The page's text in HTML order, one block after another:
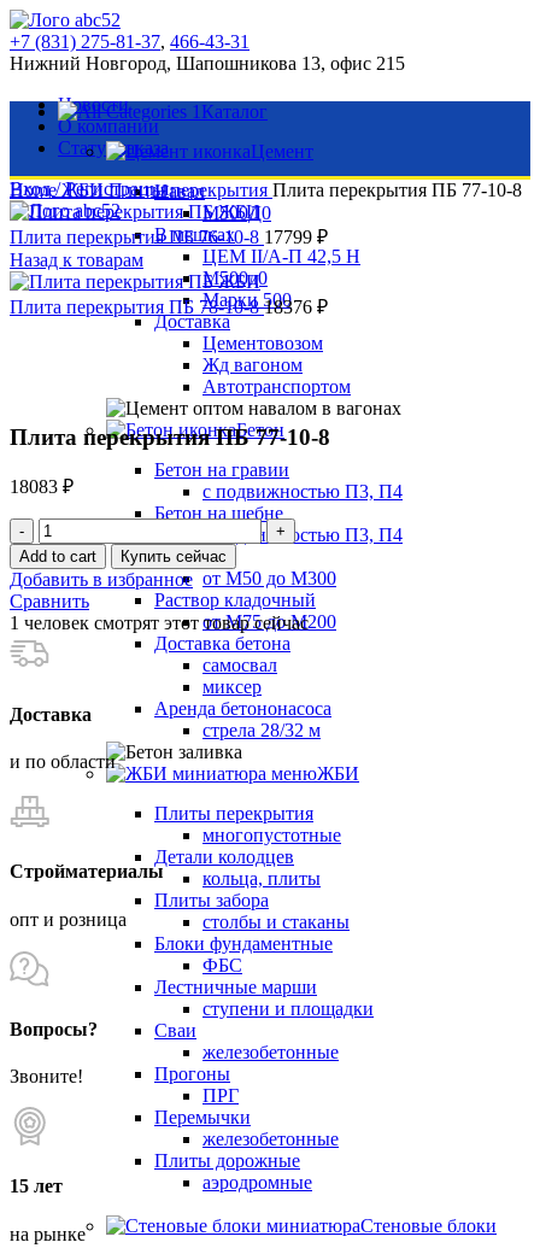
+7 (831) 275-81-37, 466-43-31
Нижний Новгород, Шапошникова 13, офис 215
Новости
О компании
Статус заказа
Вход / Регистрация
Каталог
Цемент
Навал
М500Д0
В мешках
ЦЕМ II/А-П 42,5 Н
М500д0
Марки 500
Доставка
Цементовозом
Жд вагоном
Автотранспортом
Бетон
Бетон на гравии
с подвижностью П3, П4
Бетон на щебне
с подвижностью П3, П4
Раствор
от М50 до М300
Раствор кладочный
от М75 до М200
Доставка бетона
самосвал
миксер
Аренда бетононасоса
стрела 28/32 м
ЖБИ
Плиты перекрытия
многопустотные
Детали колодцев
кольца, плиты
Плиты забора
столбы и стаканы
Блоки фундаментные
ФБС
Лестничные марши
ступени и площадки
Сваи
железобетонные
Прогоны
ПРГ
Перемычки
железобетонные
Плиты дорожные
аэродромные
Стеновые блоки
HomeЖБИПлиты перекрытия Плита перекрытия ПБ 77-10-8
Плита перекрытия ПБ 76-10-8 17799 ₽
Назад к товарам
Плита перекрытия ПБ 78-10-818376 ₽
Нажмите, чтобы увеличить
Плита перекрытия ПБ 77-10-8
18083 ₽
Плита
перекрытия
ПБ
77-
10-
8
quantity
Add to cart Купить сейчас
Добавить в избранное
Сравнить
1 человек смотрят этот товар сейчас
Доставка
и по области
Стройматериалы
опт и розница
Вопросы?
Звоните!
15 лет
на рынке